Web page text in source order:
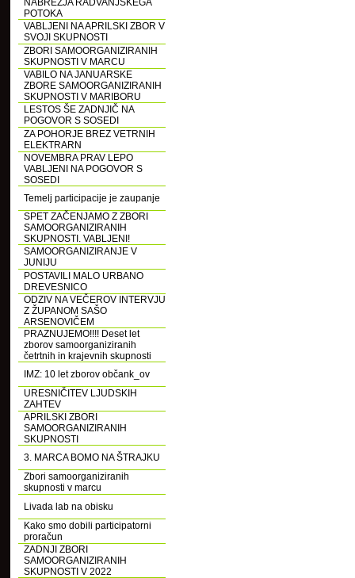
NABREŽJA RADVANJSKEGA
POTOKA
VABLJENI NA APRILSKI ZBOR V
SVOJI SKUPNOSTI
ZBORI SAMOORGANIZIRANIH
SKUPNOSTI V MARCU
VABILO NA JANUARSKE
ZBORE SAMOORGANIZIRANIH
SKUPNOSTI V MARIBORU
LESTOS ŠE ZADNJIČ NA
POGOVOR S SOSEDI
ZA POHORJE BREZ VETRNIH
ELEKTRARN
NOVEMBRA PRAV LEPO
VABLJENI NA POGOVOR S
SOSEDI
Temelj participacije je zaupanje
SPET ZAČENJAMO Z ZBORI
SAMOORGANIZIRANIH
SKUPNOSTI. VABLJENI!
SAMOORGANIZIRANJE V
JUNIJU
POSTAVILI MALO URBANO
DREVESNICO
ODZIV NA VEČEROV INTERVJU
Z ŽUPANOM SAŠO
ARSENOVIČEM
PRAZNUJEMO!!!! Deset let
zborov samoorganiziranih
četrtnih in krajevnih skupnosti
IMZ: 10 let zborov občank_ov
URESNIČITEV LJUDSKIH
ZAHTEV
APRILSKI ZBORI
SAMOORGANIZIRANIH
SKUPNOSTI
3. MARCA BOMO NA ŠTRAJKU
Zbori samoorganiziranih
skupnosti v marcu
Livada lab na obisku
Kako smo dobili participatorni
proračun
ZADNJI ZBORI
SAMOORGANIZIRANIH
SKUPNOSTI V 2022